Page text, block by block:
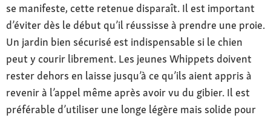
se manifeste, cette retenue disparaît. Il est important
d’éviter dès le début qu’il réussisse à prendre une proie.
Un jardin bien sécurisé est indispensable si le chien
peut y courir librement. Les jeunes Whippets doivent
rester dehors en laisse jusqu’à ce qu’ils aient appris à
revenir à l’appel même après avoir vu du gibier. Il est
préférable d’utiliser une longe légère mais solide pour